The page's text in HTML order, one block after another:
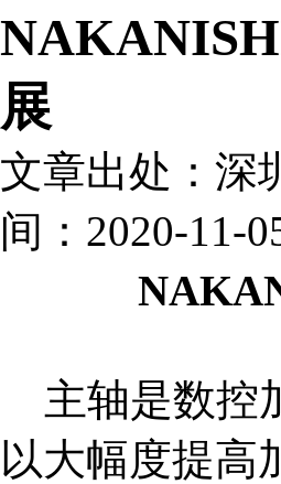
展
文章出处：深
间：2020-11-
主轴是数控
以大幅度提高